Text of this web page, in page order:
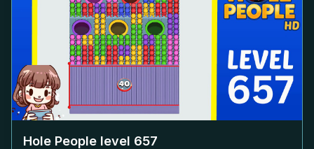
Hole People level 657